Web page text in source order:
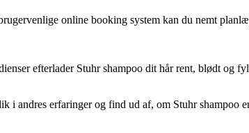
online booking system kan du nemt
efterlader Stuhr shampoo dit hår rent, blødt og
i andres erfaringer og find ud af, om Stuhr shampoo